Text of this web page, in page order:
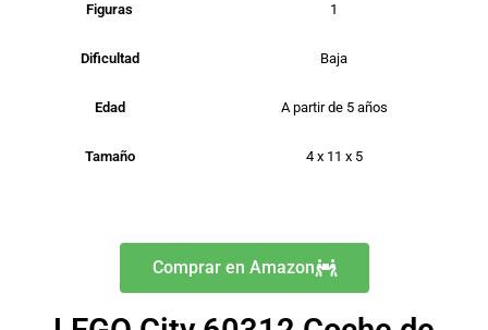
Figuras 1
Dificultad Baja
Edad A partir de 5 años
Tamaño 4 x 11 x 5
Comprar en Amazon